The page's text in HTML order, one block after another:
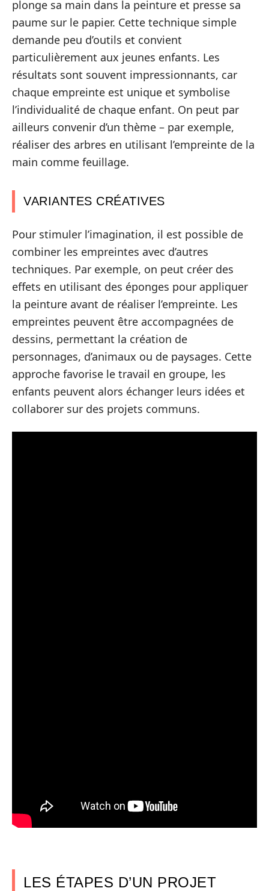
plonge sa main dans la peinture et presse sa
paume sur le papier. Cette technique simple
demande peu d’outils et convient
particulièrement aux jeunes enfants. Les
résultats sont souvent impressionnants, car
chaque empreinte est unique et symbolise
l’individualité de chaque enfant. On peut par
ailleurs convenir d’un thème – par exemple,
réaliser des arbres en utilisant l’empreinte de la
main comme feuillage.
VARIANTES CRÉATIVES
Pour stimuler l’imagination, il est possible de
combiner les empreintes avec d’autres
techniques. Par exemple, on peut créer des
effets en utilisant des éponges pour appliquer
la peinture avant de réaliser l’empreinte. Les
empreintes peuvent être accompagnées de
dessins, permettant la création de
personnages, d’animaux ou de paysages. Cette
approche favorise le travail en groupe, les
enfants peuvent alors échanger leurs idées et
collaborer sur des projets communs.
LES ÉTAPES D’UN PROJET